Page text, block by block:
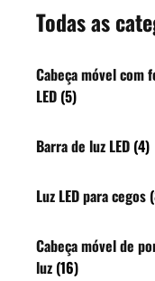
Todas as
Cabeça móvel com
LED (5)
Barra de luz LED (4)
Luz LED para cegos
Cabeça móvel de
luz (16)